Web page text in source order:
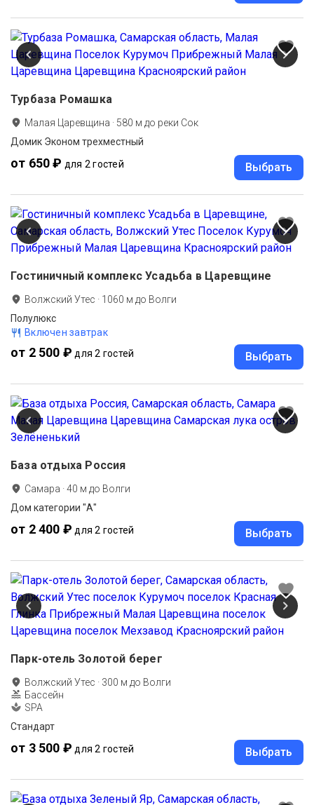
Турбаза Ромашка
Малая Царевщина · 580 м до реки Сок
Домик Эконом трехместный
от 650 ₽ для 2 гостей Выбрать
Гостиничный комплекс Усадьба в Царевщине
Волжский Утес · 1060 м до Волги
Полулюкс
Включен завтрак
от 2 500 ₽ для 2 гостей Выбрать
База отдыха Россия
Самара ·40 м до Волги
Дом категории "А"
от 2 400 ₽ для 2 гостей Выбрать
Парк-отель Золотой берег
Волжский Утес · 300 м до Волги
Бассейн
SPA
Стандарт
от 3 500 ₽ для 2 гостей Выбрать